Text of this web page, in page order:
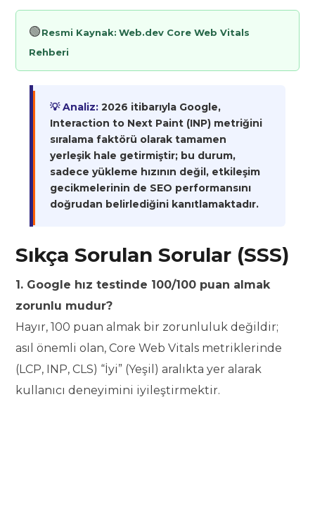
🟢Resmi Kaynak: Web.dev Core Web Vitals
Rehberi
💡 Analiz: 2026 itibarıyla Google,
Interaction to Next Paint (INP) metriğini
sıralama faktörü olarak tamamen
yerleşik hale getirmiştir; bu durum,
sadece yükleme hızının değil, etkileşim
gecikmelerinin de SEO performansını
doğrudan belirlediğini kanıtlamaktadır.
Sıkça Sorulan Sorular (SSS)
1. Google hız testinde 100/100 puan almak
zorunlu mudur?
Hayır, 100 puan almak bir zorunluluk değildir;
asıl önemli olan, Core Web Vitals metriklerinde
(LCP, INP, CLS) “İyi” (Yeşil) aralıkta yer alarak
kullanıcı deneyimini iyileştirmektir.